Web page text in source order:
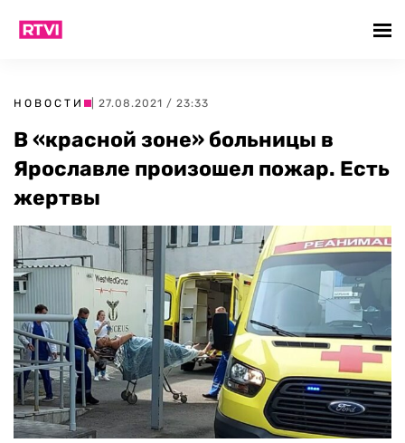
НОВОСТИ | 27.08.2021 / 23:33
В «красной зоне» больницы в
Ярославле произошел пожар. Есть
жертвы